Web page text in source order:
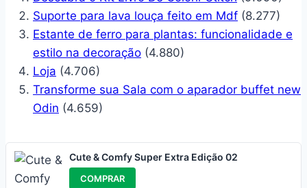
Suporte para lava louça feito em Mdf (8.277)
Estante de ferro para plantas: funcionalidade e
estilo na decoração (4.880)
Loja (4.706)
Transforme sua Sala com o aparador buffet new
Odin (4.659)
Cute & Comfy Super Extra Edição 02
COMPRAR